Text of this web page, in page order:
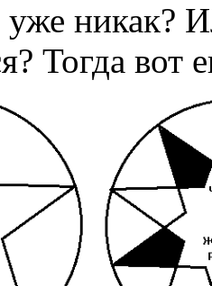
никак?
Тогда вот